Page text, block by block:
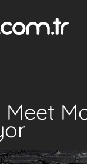
Meet